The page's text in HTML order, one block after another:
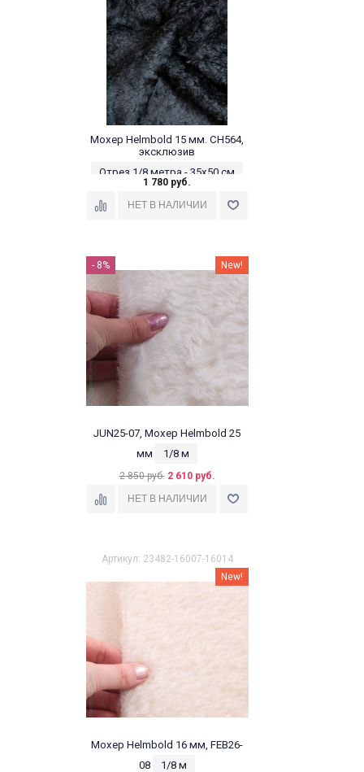
Мохер Helmbold 15 мм. CH564,
эксклюзив
Отрез 1/8 метра - 35х50 см
1 780 руб.
- 8% New!
JUN25-07, Мохер Helmbold 25
мм
1/8 м
2 850 руб. 2 610 руб.
Артикул: 23482-16007-16014
New!
Мохер Helmbold 16 мм, FEB26-
08
1/8 м